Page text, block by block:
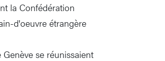
la Confédération
d'oeuvre étrangère
se réunissaient